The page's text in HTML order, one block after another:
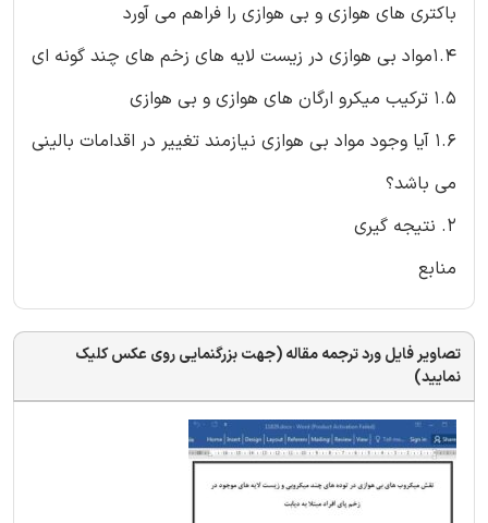
باکتری های هوازی و بی هوازی را فراهم می آورد
1.4مواد بی هوازی در زیست لایه های زخم های چند گونه ای
1.5 ترکیب میکرو ارگان های هوازی و بی هوازی
1.6 آیا وجود مواد بی هوازی نیازمند تغییر در اقدامات بالینی
می باشد؟
2. نتیجه گیری
منابع
تصاویر فایل ورد ترجمه مقاله (جهت بزرگنمایی روی عکس کلیک
نمایید)